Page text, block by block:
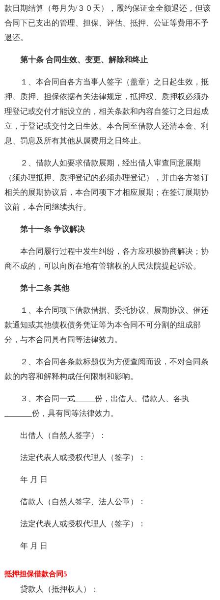
款日期结算（每月为/３０天），履约保证金全额退还，但该
合同下已支出的管理、担保、评估、抵押、公证等费用不予
退还。
第十条 合同生效、变更、解除和终止
１、本合同自各方当事人签字（盖章）之日起生效，抵
押、质押、担保依据有关法律规定，抵押权、质押权必须办
理登记或交付才能设立的，相关条款和内容自签订之日起成
立，于登记或交付之日生效。本合同至借款人还清本金、利
息、罚息及所有其他从属费用之日终止。
２、借款人如要求借款展期，经出借人审查同意展期
（须办理抵押、质押登记的必须办理登记），并由各方签订
相关的展期协议后，本合同项下才相应展期；在签订展期协
议前，本合同继续执行。
第十一条 争议解决
本合同履行过程中发生纠纷，各方应积极协商解决；协
商不成的，可以向所在地有管辖权的人民法院提起诉讼。
第十二条 其他
１、本合同项下借款借据、委托协议、展期协议、催还
款通知或其他债权债务凭证等为本合同不可分割的组成部
分，与本合同具有同等法律效力。
２、本合同各条款标题仅为方便查阅而设，不对合同条
款的内容和解释构成任何限制和影响。
３、本合同一式_____份，出借人、借款人、各执
_______份，具有同等法律效力。
出借人（自然人签字）：
法定代表人或授权代理人（签字）：
年 月 日
借款人（自然人签字、法人公章）：
法定代表人或授权代理人（签字）：
年 月 日
抵押担保借款合同5
贷款人（抵押权人）：